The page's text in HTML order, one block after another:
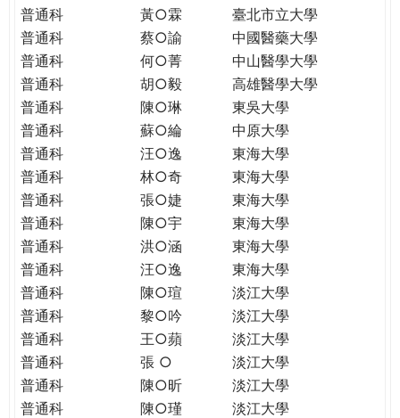
TOMORROW
PUTTING
YOU
THE
PATH
GLOBAL
CITIZENSHIP
普通科
黃○霖
臺北市立大學
普通科
蔡○諭
中國醫藥大學
普通科
何○菁
中山醫學大學
普通科
胡○毅
高雄醫學大學
普通科
陳○琳
東吳大學
普通科
蘇○綸
中原大學
普通科
汪○逸
東海大學
普通科
林○奇
東海大學
普通科
張○婕
東海大學
普通科
陳○宇
東海大學
普通科
洪○涵
東海大學
普通科
汪○逸
東海大學
普通科
陳○瑄
淡江大學
普通科
黎○吟
淡江大學
普通科
王○蘋
淡江大學
普通科
張 ○
淡江大學
普通科
陳○昕
淡江大學
普通科
陳○瑾
淡江大學